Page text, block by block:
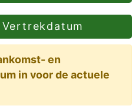
Vertrekdatum
en
in voor de actuele